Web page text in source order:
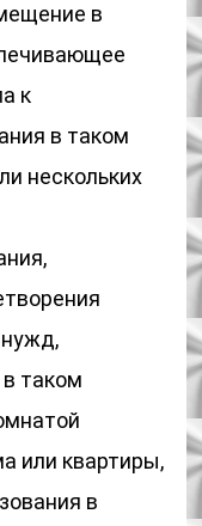
в
к
в таком
нескольких
таком
или квартиры,
в